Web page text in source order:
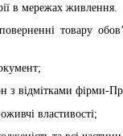
в мережах живлення.
товару
з відмітками фірми-
властивості;